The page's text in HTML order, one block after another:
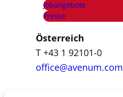
Jobangebote
Presse
Österreich
T +43 1 92101-0
office@avenum.com